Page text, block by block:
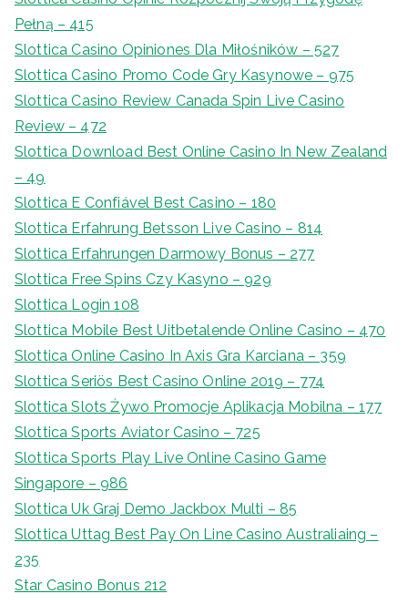
Pełną – 415
Slottica Casino Opiniones Dla Miłośników – 527
Slottica Casino Promo Code Gry Kasynowe – 975
Slottica Casino Review Canada Spin Live Casino
Review – 472
Slottica Download Best Online Casino In New Zealand
– 49
Slottica E Confiável Best Casino – 180
Slottica Erfahrung Betsson Live Casino – 814
Slottica Erfahrungen Darmowy Bonus – 277
Slottica Free Spins Czy Kasyno – 929
Slottica Login 108
Slottica Mobile Best Uitbetalende Online Casino – 470
Slottica Online Casino In Axis Gra Karciana – 359
Slottica Seriös Best Casino Online 2019 – 774
Slottica Slots Żywo Promocje Aplikacja Mobilna – 177
Slottica Sports Aviator Casino – 725
Slottica Sports Play Live Online Casino Game
Singapore – 986
Slottica Uk Graj Demo Jackbox Multi – 85
Slottica Uttag Best Pay On Line Casino Australiaing –
235
Star Casino Bonus 212